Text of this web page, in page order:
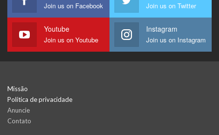
Join us on Facebook Join us on Twitter
Youtube
Join us on Youtube
Instagram
Join us on Instagram
Missão
Política de privacidade
Anuncie
Contato